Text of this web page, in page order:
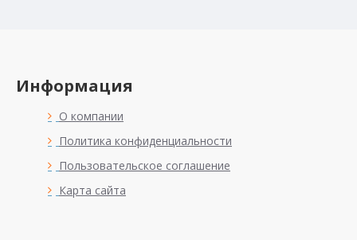
Информация
О компании
Политика конфиденциальности
Пользовательское соглашение
Карта сайта